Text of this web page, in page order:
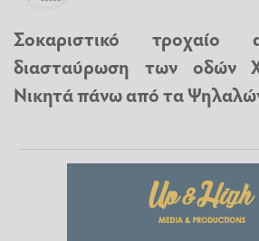
Σοκαριστικό τροχαίο
διασταύρωση των οδών
Νικητά πάνω από τα